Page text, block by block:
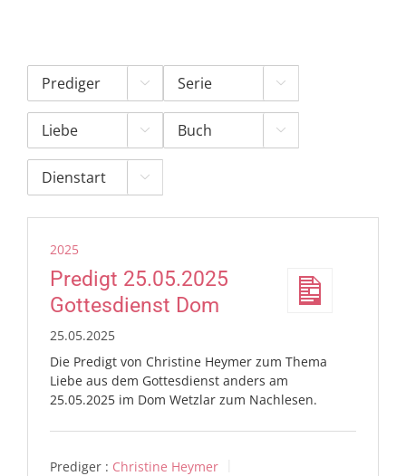
 
 

2025
Predigt 25.05.2025
Gottesdienst Dom
25.05.2025
Die Predigt von Christine Heymer zum Thema
Liebe aus dem Gottesdienst anders am
25.05.2025 im Dom Wetzlar zum Nachlesen.
Prediger : Christine Heymer